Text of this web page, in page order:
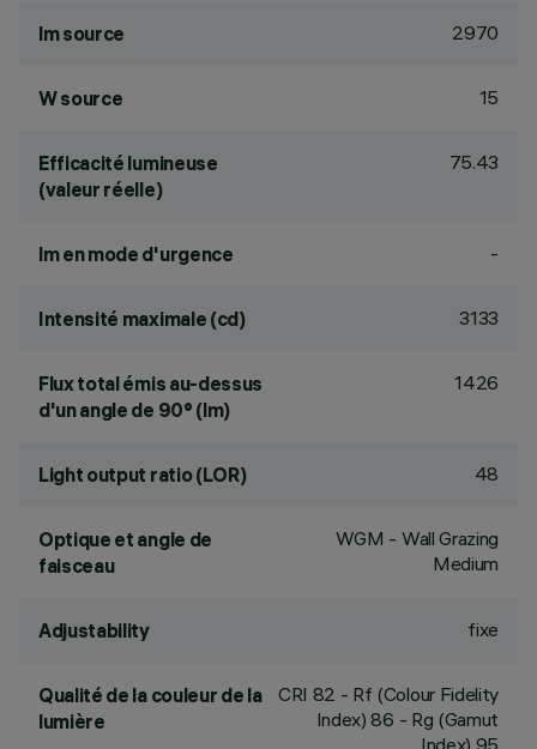
lm source 2970
W source 15
Efficacité lumineuse
(valeur réelle)
75.43
lm en mode d'urgence -
Intensité maximale (cd) 3133
Flux total émis au-dessus
d'un angle de 90° (lm)
1426
Light output ratio (LOR) 48
Optique et angle de
faisceau
WGM - Wall Grazing
Medium
Adjustability fixe
Qualité de la couleur de la
lumière
CRI 82 - Rf (Colour Fidelity
Index) 86 - Rg (Gamut
Index) 95